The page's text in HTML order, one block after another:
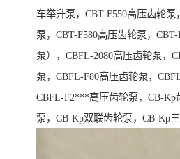
车举升泵，CBT-F550高压齿轮泵
泵，CBT-F580高压齿轮泵，
泵），CBFL-2080高压齿轮泵，
泵，CBFL-F80高压齿轮泵，
CBFL-F2***高压齿轮泵，CB-Kp
泵，CB-Kp双联齿轮泵，CB-Kp三